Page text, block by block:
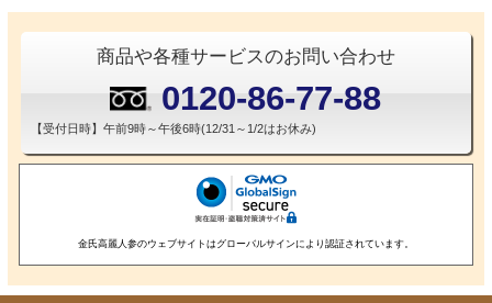
商品や各種サービスのお問い合わせ
0120-86-77-88
【受付日時】午前9時～午後6時(12/31～1/2はお休み)
金氏高麗人参のウェブサイトはグローバルサインにより認証されています。